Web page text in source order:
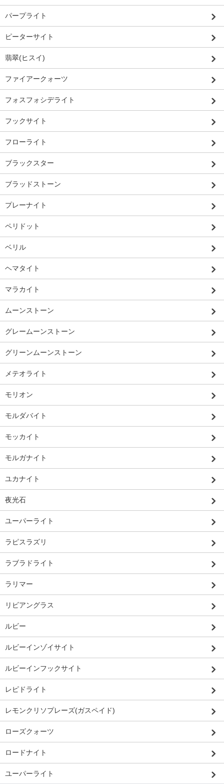
パープライト
ピーターサイト
翡翠(ヒスイ)
ファイアークォーツ
フォスフォシデライト
フックサイト
フローライト
ブラックスター
ブラッドストーン
プレーナイト
ペリドット
ベリル
ヘマタイト
マラカイト
ムーンストーン
グレームーンストーン
グリーンムーンストーン
メテオライト
モリオン
モルダバイト
モッカイト
モルガナイト
ユカナイト
夜光石
ユーパーライト
ラピスラズリ
ラブラドライト
ラリマー
リビアングラス
ルビー
ルビーインゾイサイト
ルビーインフックサイト
レピドライト
レモンクリソプレーズ(ガスペイド)
ローズクォーツ
ロードナイト
ユーパーライト